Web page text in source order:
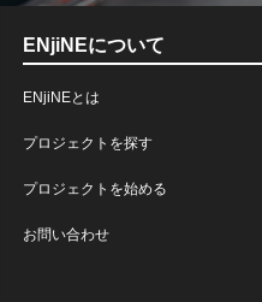
ENjiNEについて
ENjiNEとは
プロジェクトを探す
プロジェクトを始める
お問い合わせ